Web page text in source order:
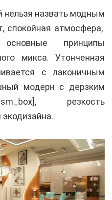
нельзя назвать модным
спокойная атмосфера,
принципы
микса. Утонченная
с лаконичным
модерн с дерзким
резкость
экодизайна.